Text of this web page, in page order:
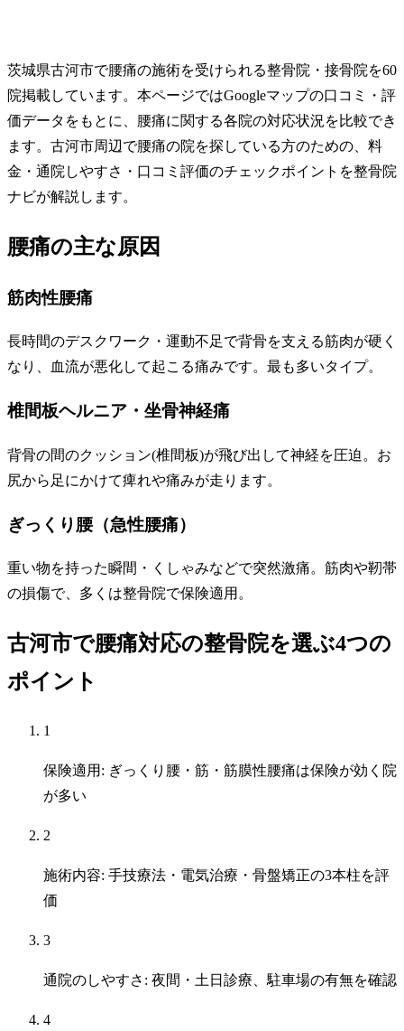
茨城県古河市で腰痛の施術を受けられる整骨院・接骨院を60
院掲載しています。本ページではGoogleマップの口コミ・評
価データをもとに、腰痛に関する各院の対応状況を比較でき
ます。古河市周辺で腰痛の院を探している方のための、料
金・通院しやすさ・口コミ評価のチェックポイントを整骨院
ナビが解説します。
腰痛の主な原因
筋肉性腰痛
長時間のデスクワーク・運動不足で背骨を支える筋肉が硬く
なり、血流が悪化して起こる痛みです。最も多いタイプ。
椎間板ヘルニア・坐骨神経痛
背骨の間のクッション(椎間板)が飛び出して神経を圧迫。お
尻から足にかけて痺れや痛みが走ります。
ぎっくり腰（急性腰痛）
重い物を持った瞬間・くしゃみなどで突然激痛。筋肉や靭帯
の損傷で、多くは整骨院で保険適用。
古河市で腰痛対応の整骨院を選ぶ4つの
ポイント
1
保険適用: ぎっくり腰・筋・筋膜性腰痛は保険が効く院
が多い
2
施術内容: 手技療法・電気治療・骨盤矯正の3本柱を評
価
3
通院のしやすさ: 夜間・土日診療、駐車場の有無を確認
4